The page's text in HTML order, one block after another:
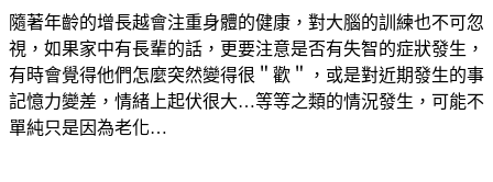
隨著年齡的增長越會注重身體的健康，對大腦的訓練也不可忽
視，如果家中有長輩的話，更要注意是否有失智的症狀發生，
有時會覺得他們怎麼突然變得很＂歡＂，或是對近期發生的事
記憶力變差，情緒上起伏很大…等等之類的情況發生，可能不
單純只是因為老化…